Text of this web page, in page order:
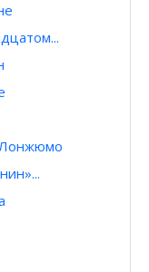
Лонжюмо